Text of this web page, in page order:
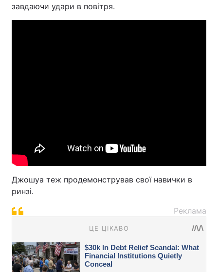
завдаючи удари в повітря.
Джошуа теж продемонстрував свої навички в
ринзі.
Реклама